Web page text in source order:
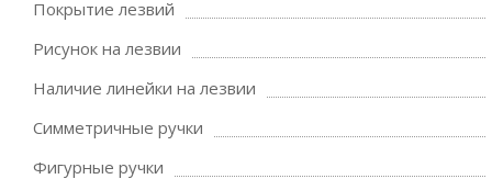
Покрытие лезвий
Рисунок на лезвии
Наличие линейки на лезвии
Симметричные ручки
Фигурные ручки